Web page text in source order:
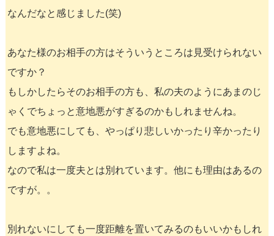
なんだなと感じました(笑)
あなた様のお相手の方はそういうところは見受けられない
ですか？
もしかしたらそのお相手の方も、私の夫のようにあまのじ
ゃくでちょっと意地悪がすぎるのかもしれませんね。
でも意地悪にしても、やっぱり悲しいかったり辛かったり
しますよね。
なので私は一度夫とは別れています。他にも理由はあるの
ですが。。
別れないにしても一度距離を置いてみるのもいいかもしれ